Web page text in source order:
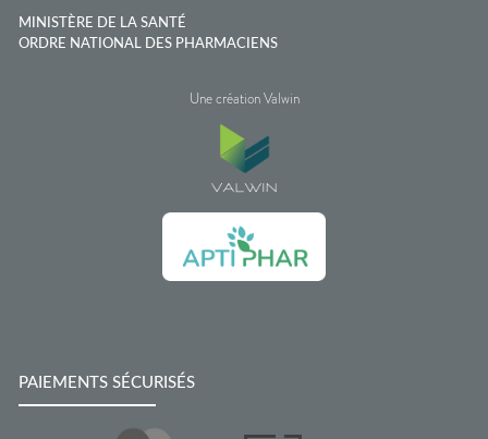
MINISTÈRE DE LA SANTÉ
ORDRE NATIONAL DES PHARMACIENS
Une création Valwin
PAIEMENTS SÉCURISÉS